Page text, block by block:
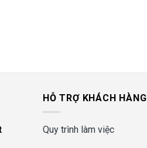
HỖ TRỢ KHÁCH HÀNG
Quy trình làm việc